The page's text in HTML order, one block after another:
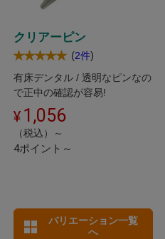
クリアーピン
(2件)
有床デンタル / 透明なピンなの
で正中の確認が容易!
1,056
（税込）～
4ポイント～
バリエーション一覧
へ